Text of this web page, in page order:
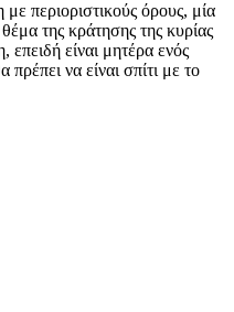
περιοριστικούς όρους, μία
της κράτησης της κυρίας
είναι μητέρα ενός
να είναι σπίτι με το